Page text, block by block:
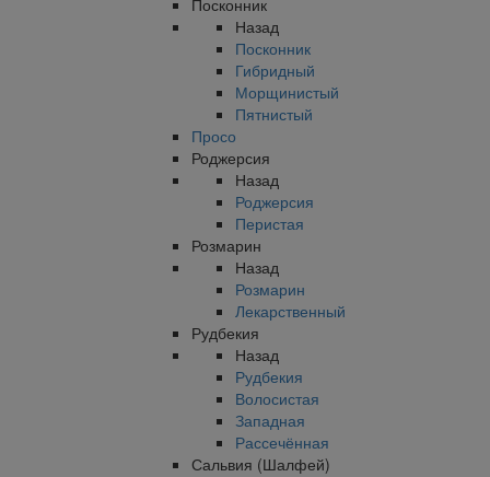
Посконник
Назад
Посконник
Гибридный
Морщинистый
Пятнистый
Просо
Роджерсия
Назад
Роджерсия
Перистая
Розмарин
Назад
Розмарин
Лекарственный
Рудбекия
Назад
Рудбекия
Волосистая
Западная
Рассечённая
Сальвия (Шалфей)